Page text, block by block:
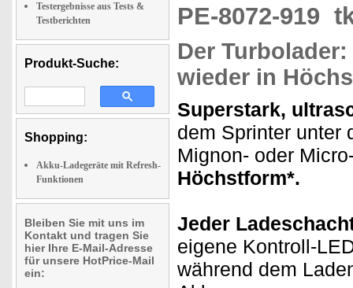
Testergebnisse aus Tests &
Testberichten
Produkt-Suche:
Shopping:
Akku-Ladegeräte mit Refresh-
Funktionen
Bleiben Sie mit uns im
Kontakt und tragen Sie
hier Ihre E-Mail-Adresse
für unsere HotPrice-Mail
ein:
PE-8072-919
Der
wieder in
Superstark,
dem Sprinter unter
Mignon- oder
Höchstform*.
Jeder
eigene Kontroll-
während dem